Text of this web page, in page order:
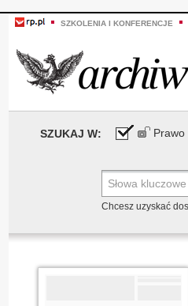
SZKOLENIA I KONFERENCJE
SZUKAJ W: Prawo
Chcesz uzyskać